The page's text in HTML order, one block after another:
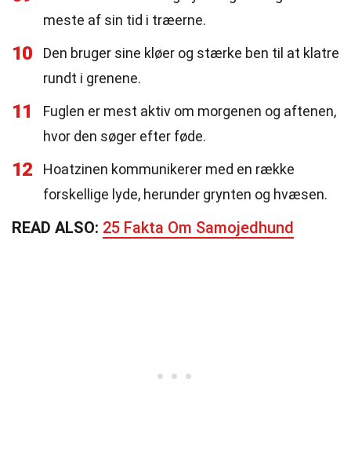
meste af sin tid i træerne.
10
Den bruger sine kløer og stærke ben til at klatre
rundt i grenene.
11
Fuglen er mest aktiv om morgenen og aftenen,
hvor den søger efter føde.
12
Hoatzinen kommunikerer med en række
forskellige lyde, herunder grynten og hvæsen.
READ ALSO: 25 Fakta Om Samojedhund